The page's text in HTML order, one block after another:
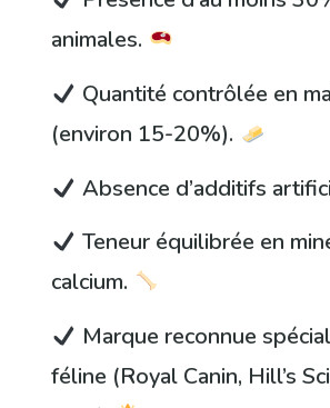
animales.
Quantité contrôlée en
(environ 15-20%).
Absence d’additifs
Teneur équilibrée en
calcium.
Marque reconnue
féline (Royal Canin, Hill’s